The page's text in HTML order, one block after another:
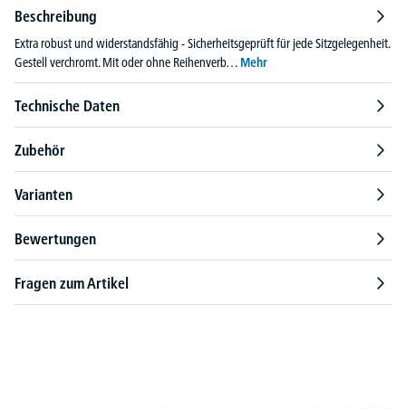
Beschreibung
Extra robust und widerstandsfähig - Sicherheitsgeprüft für jede Sitzgelegenheit.
Gestell verchromt. Mit oder ohne Reihenverb… Mehr
Technische Daten
Zubehör
Varianten
Bewertungen
Fragen zum Artikel